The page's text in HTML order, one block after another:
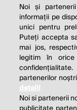
Noi și
informații pe
unici pentru
Puteți accepta
mai jos,
legitim în
partenerilor
detalii
Noi si partenerii